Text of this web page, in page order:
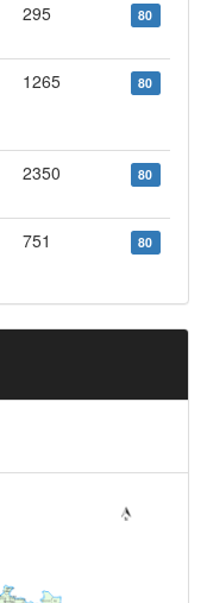
295 80
1265 80
2350 80
751 80